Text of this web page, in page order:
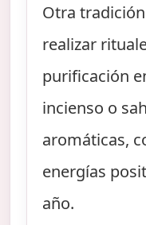
Otra
realizar
purificación
incienso o
aromáticas,
energías
año.